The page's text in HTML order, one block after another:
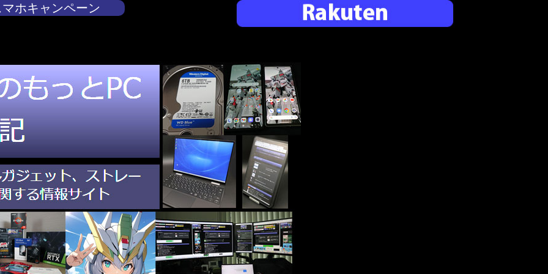
ホキャンペーン